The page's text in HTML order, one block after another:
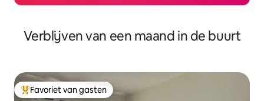
Verblijven van een maand in de buurt
Topfavoriet van gasten
Favoriet van gasten